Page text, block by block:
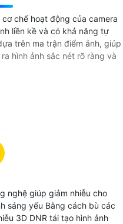
chế hoạt động của camera
liền kề và có khả năng tự
trên ma trận điểm ảnh, giúp
hình ảnh sắc nét rõ ràng và
ảnh gần nhau giúp giảm
môi trường ánh sáng
cấp video chất lượng
ánh sáng môi trường
nghệ giúp giảm nhiễu cho
sáng yếu Bằng cách bù các
3D DNR tái tạo hình ảnh